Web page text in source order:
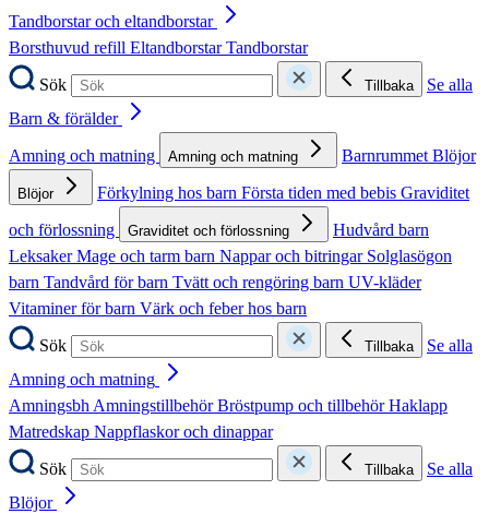
Tandborstar och eltandborstar
Borsthuvud refill EltandborstarTandborstar
Sök
Tillbaka
Se alla
Barn & förälder
Amning och matning
Amning och matning BarnrummetBlöjor
Blöjor Förkylning hos barn Första tiden med bebis Graviditet
och förlossning
Graviditet och förlossning
Hudvård barn
LeksakerMage och tarm barn Nappar och bitringar Solglasögon
barn Tandvård för barn Tvätt och rengöring barn UV-kläder
Vitaminer för barn Värk och feber hos barn
Sök
Tillbaka
Se alla
Amning och matning
AmningsbhAmningstillbehörBröstpump och tillbehörHaklapp
Matredskap Nappflaskor och dinappar
Sök
Tillbaka
Se alla
Blöjor